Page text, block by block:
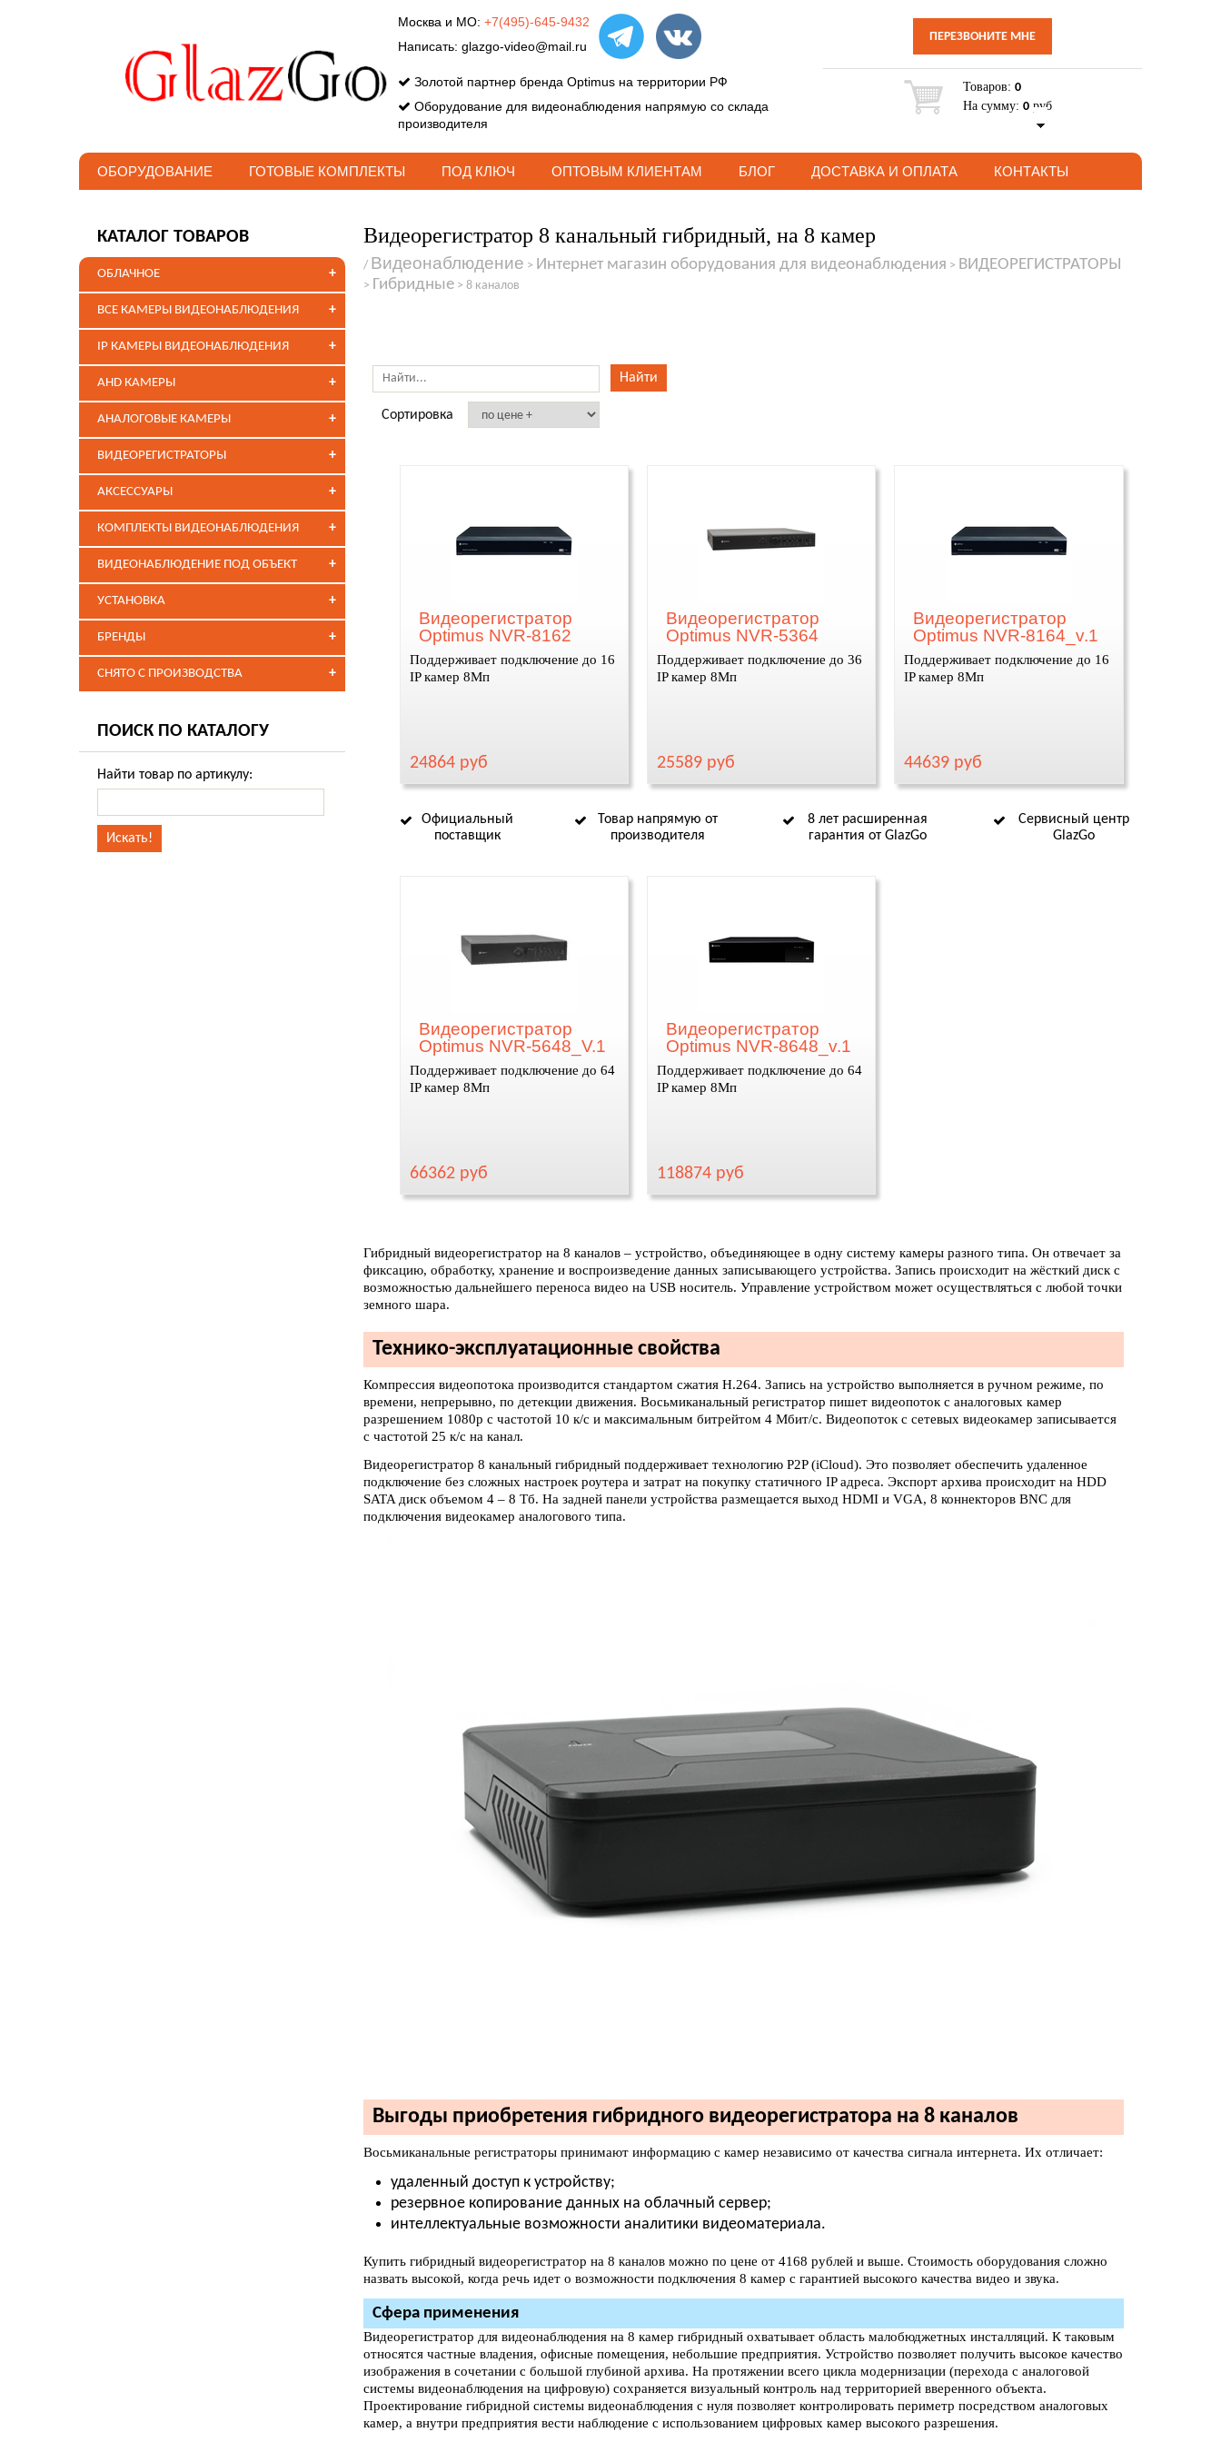
Москва и МО: +7(495)-645-9432
Написать: glazgo-video@mail.ru
Золотой партнер бренда Optimus на территории РФ
Оборудование для видеонаблюдения напрямую со склада
производителя
ПЕРЕЗВОНИТЕ МНЕ
Товаров: 0
На сумму: 0 руб
ОБОРУДОВАНИЕ ГОТОВЫЕ КОМПЛЕКТЫ ПОД КЛЮЧ ОПТОВЫМ КЛИЕНТАМ БЛОГ ДОСТАВКА И ОПЛАТА КОНТАКТЫ
Видеорегистратор 8 канальный гибридный, на 8 камер
/ Видеонаблюдение > Интернет магазин оборудования для видеонаблюдения > ВИДЕОРЕГИСТРАТОРЫ
> Гибридные> 8 каналов
Сортировка
Видеорегистратор
Optimus NVR-8162
Поддерживает подключение до 16
IP камер 8Мп
24864 руб
Видеорегистратор
Optimus NVR-5364
Поддерживает подключение до 36
IP камер 8Мп
25589 руб
Видеорегистратор
Optimus NVR-8164_v.1
Поддерживает подключение до 16
IP камер 8Мп
44639 руб
Официальный
поставщик
Товар напрямую от
производителя
8 лет расширенная
гарантия от GlazGo
Сервисный центр
GlazGo
Видеорегистратор
Optimus NVR-5648_V.1
Поддерживает подключение до 64
IP камер 8Мп
66362 руб
Видеорегистратор
Optimus NVR-8648_v.1
Поддерживает подключение до 64
IP камер 8Мп
118874 руб
Гибридный видеорегистратор на 8 каналов – устройство, объединяющее в одну систему камеры разного типа. Он отвечает за
фиксацию, обработку, хранение и воспроизведение данных записывающего устройства. Запись происходит на жёсткий диск с
возможностью дальнейшего переноса видео на USB носитель. Управление устройством может осуществляться с любой точки
земного шара.
Технико-эксплуатационные свойства
Компрессия видеопотока производится стандартом сжатия H.264. Запись на устройство выполняется в ручном режиме, по
времени, непрерывно, по детекции движения. Восьмиканальный регистратор пишет видеопоток с аналоговых камер
разрешением 1080p с частотой 10 к/с и максимальным битрейтом 4 Мбит/с. Видеопоток с сетевых видеокамер записывается
с частотой 25 к/с на канал.
Видеорегистратор 8 канальный гибридный поддерживает технологию P2P (iCloud). Это позволяет обеспечить удаленное
подключение без сложных настроек роутера и затрат на покупку статичного IP адреса. Экспорт архива происходит на HDD
SATA диск объемом 4 – 8 Тб. На задней панели устройства размещается выход HDMI и VGA, 8 коннекторов BNC для
подключения видеокамер аналогового типа.
Выгоды приобретения гибридного видеорегистратора на 8 каналов
Восьмиканальные регистраторы принимают информацию с камер независимо от качества сигнала интернета. Их отличает:
удаленный доступ к устройству;
резервное копирование данных на облачный сервер;
интеллектуальные возможности аналитики видеоматериала.
Купить гибридный видеорегистратор на 8 каналов можно по цене от 4168 рублей и выше. Стоимость оборудования сложно
назвать высокой, когда речь идет о возможности подключения 8 камер с гарантией высокого качества видео и звука.
Сфера применения
Видеорегистратор для видеонаблюдения на 8 камер гибридный охватывает область малобюджетных инсталляций. К таковым
относятся частные владения, офисные помещения, небольшие предприятия. Устройство позволяет получить высокое качество
изображения в сочетании с большой глубиной архива. На протяжении всего цикла модернизации (перехода с аналоговой
системы видеонаблюдения на цифровую) сохраняется визуальный контроль над территорией вверенного объекта.
Проектирование гибридной системы видеонаблюдения с нуля позволяет контролировать периметр посредством аналоговых
камер, а внутри предприятия вести наблюдение с использованием цифровых камер высокого разрешения.
КАТАЛОГ ТОВАРОВ
+
ОБЛАЧНОЕ
+
ВСЕ КАМЕРЫ ВИДЕОНАБЛЮДЕНИЯ
+
IP КАМЕРЫ ВИДЕОНАБЛЮДЕНИЯ
+
AHD КАМЕРЫ
+
АНАЛОГОВЫЕ КАМЕРЫ
+
ВИДЕОРЕГИСТРАТОРЫ
+
АКСЕССУАРЫ
+
КОМПЛЕКТЫ ВИДЕОНАБЛЮДЕНИЯ
+
ВИДЕОНАБЛЮДЕНИЕ ПОД ОБЪЕКТ
+
УСТАНОВКА
+
БРЕНДЫ
+
СНЯТО С ПРОИЗВОДСТВА
ПОИСК ПО КАТАЛОГУ
Найти товар по артикулу: